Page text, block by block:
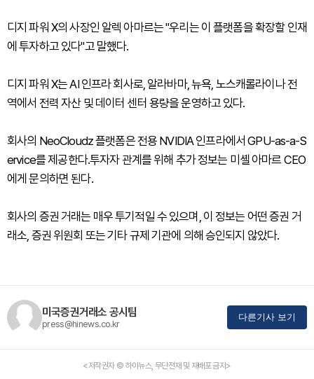
디지 파워 X의 사장인 알렉 아마르는 "우리는 이 플랫폼을 확장할 인재
에 투자하고 있다"고 말했다.
디지 파워 X는 AI 인프라 회사로, 알라바마, 뉴욕, 노스캐롤라이나 전
역에서 전력 자산 및 데이터 센터 용량을 운영하고 있다.
회사의 NeoCloudz 플랫폼은 전용 NVIDIA 인프라에서 GPU-as-a-S
ervice를 제공한다.투자자 관계를 위해 추가 정보는 미셸 아마르 CEO
에게 문의하면 된다.
회사의 증권 거래는 매우 투기적일 수 있으며, 이 정보는 어떤 증권 거
래소, 증권 위원회 또는 기타 규제 기관에 의해 승인되지 않았다.
미국증권거래소 공시팀
press@hinews.co.kr
다른기사 보기
<저작권자 © 하이뉴스, 무단전재 및 재배포 금지>